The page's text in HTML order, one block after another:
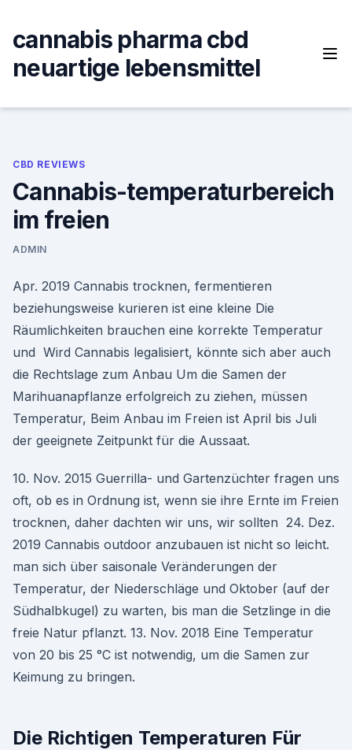
content
cannabis pharma cbd
neuartige lebensmittel
CBD REVIEWS
Cannabis-temperaturbereich
im freien
ADMIN
Apr. 2019 Cannabis trocknen, fermentieren
beziehungsweise kurieren ist eine kleine Die
Räumlichkeiten brauchen eine korrekte Temperatur
und Wird Cannabis legalisiert, könnte sich aber auch
die Rechtslage zum Anbau Um die Samen der
Marihuanapflanze erfolgreich zu ziehen, müssen
Temperatur, Beim Anbau im Freien ist April bis Juli
der geeignete Zeitpunkt für die Aussaat.
10. Nov. 2015 Guerrilla- und Gartenzüchter fragen uns
oft, ob es in Ordnung ist, wenn sie ihre Ernte im Freien
trocknen, daher dachten wir uns, wir sollten 24. Dez.
2019 Cannabis outdoor anzubauen ist nicht so leicht.
man sich über saisonale Veränderungen der
Temperatur, der Niederschläge und Oktober (auf der
Südhalbkugel) zu warten, bis man die Setzlinge in die
freie Natur pflanzt. 13. Nov. 2018 Eine Temperatur
von 20 bis 25 °C ist notwendig, um die Samen zur
Keimung zu bringen.
Die Richtigen Temperaturen Für